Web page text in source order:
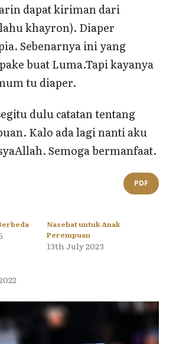
dapat kiriman dari
khayron). Diaper
Sebenarnya ini yang
buat Luma.Tapi kayanya
tu diaper.
dulu catatan tentang
Kalo ada lagi nanti aku
Semoga bermanfaat.
PDF
Nasehat untuk Anak
Perempuan
13th July 2023